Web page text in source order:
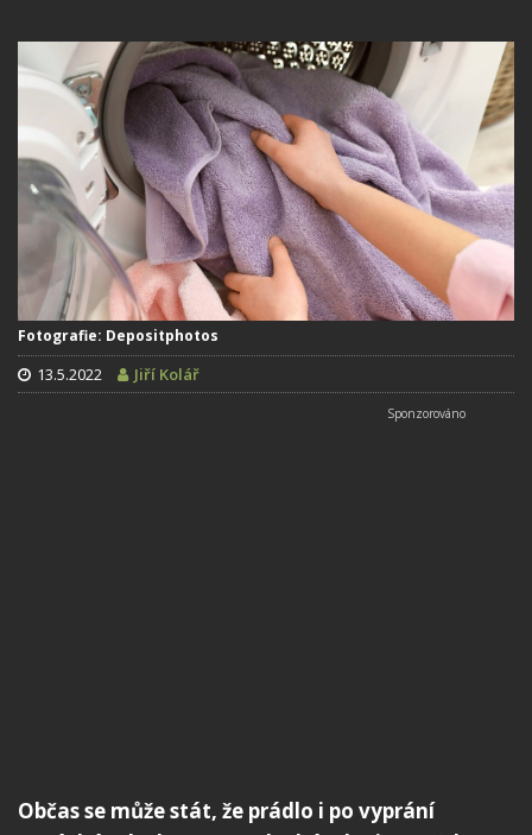
Fotografie: Depositphotos
13.5.2022 Jiří Kolář
Občas se může stát, že prádlo i po vyprání